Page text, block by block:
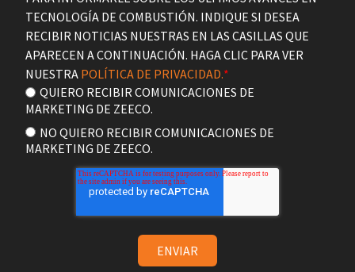
TECNOLOGÍA DE COMBUSTIÓN. INDIQUE SI DESEA
RECIBIR NOTICIAS NUESTRAS EN LAS CASILLAS QUE
APARECEN A CONTINUACIÓN. HAGA CLIC PARA VER
NUESTRA POLÍTICA DE PRIVACIDAD.*
QUIERO RECIBIR COMUNICACIONES DE
MARKETING DE ZEECO.
NO QUIERO RECIBIR COMUNICACIONES DE
MARKETING DE ZEECO.